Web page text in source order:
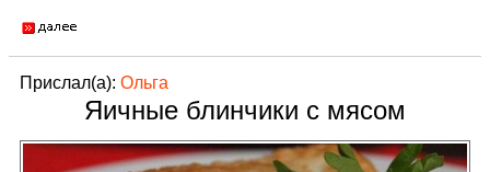
Прислал(а): Ольга
Яичные блинчики с мясом